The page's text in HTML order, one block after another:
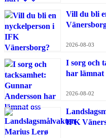
Vill du bli
2026-08-03
I sorg och
har lämnat
2026-08-02
IFK